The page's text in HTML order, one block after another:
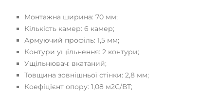
Монтажна ширина: 70 мм;
Кількість камер: 6 камер;
Армуючий профіль: 1,5 мм;
Контури ущільнення: 2 контури;
Ущільнювач: вкатаний;
Товщина зовнішньої стінки: 2,8 мм;
Коефіцієнт опору: 1,08 м2С/ВТ;